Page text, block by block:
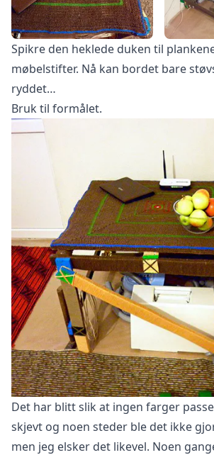
Spikre den heklede duken til
møbelstifter. Nå kan bordet bare
ryddet…
Bruk til formålet.
Det har blitt slik at ingen farger
skjevt og noen steder ble det ikke
men jeg elsker det likevel. Noen